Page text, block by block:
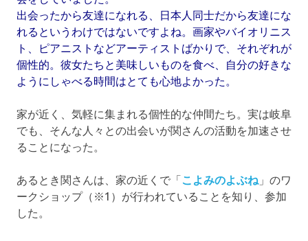
出会ったから友達になれる、日本人同士だから友達にな
れるというわけではないですよね。画家やバイオリニス
ト、ピアニストなどアーティストばかりで、それぞれが
個性的。彼女たちと美味しいものを食べ、自分の好きな
ようにしゃべる時間はとても心地よかった。
家が近く、気軽に集まれる個性的な仲間たち。実は岐阜
でも、そんな人々との出会いが関さんの活動を加速させ
ることになった。
あるとき関さんは、家の近くで「こよみのよぶね 」のワ
ークショップ（※1）が行われていることを知り、参加
した。